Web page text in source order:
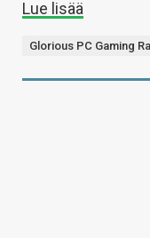
Lue lisää
Glorious PC Gaming